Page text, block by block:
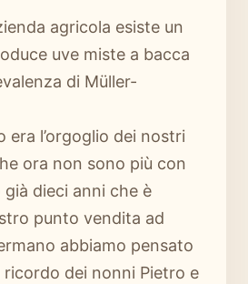
agricola esiste un
uve miste a bacca
di Müller-
era l’orgoglio dei nostri
ora non sono più con
dieci anni che è
punto vendita ad
abbiamo pensato
ricordo dei nonni Pietro e